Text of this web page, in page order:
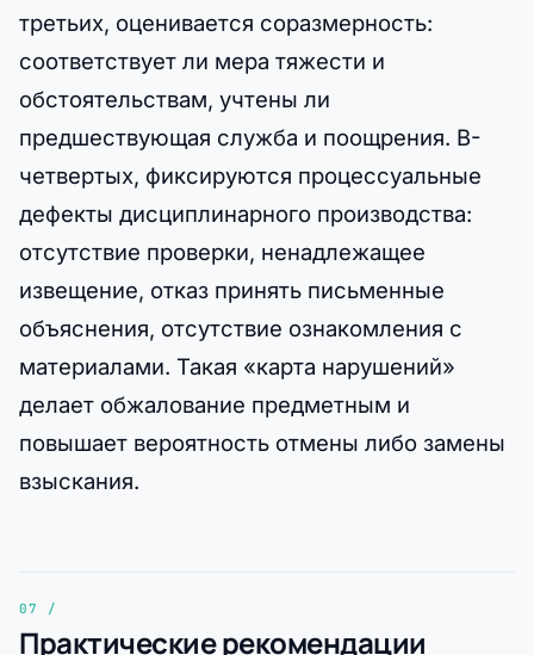
третьих, оценивается соразмерность:
соответствует ли мера тяжести и
обстоятельствам, учтены ли
предшествующая служба и поощрения. В-
четвертых, фиксируются процессуальные
дефекты дисциплинарного производства:
отсутствие проверки, ненадлежащее
извещение, отказ принять письменные
объяснения, отсутствие ознакомления с
материалами. Такая «карта нарушений»
делает обжалование предметным и
повышает вероятность отмены либо замены
взыскания.
Практические рекомендации